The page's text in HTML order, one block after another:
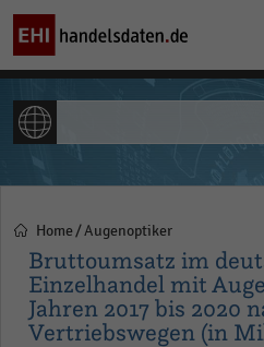
Pfadnavigation
Home Augenoptiker
Bruttoumsatz im
Einzelhandel mit
Jahren 2017 bis 2020
Vertriebswegen (in